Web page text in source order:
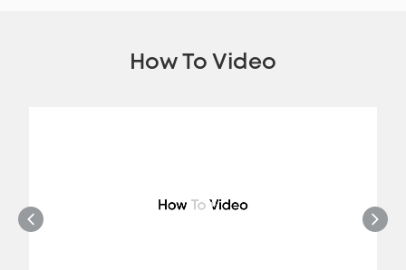
How To Video